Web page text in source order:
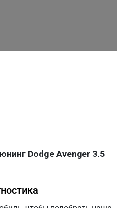
Dodge Avenger 3.5